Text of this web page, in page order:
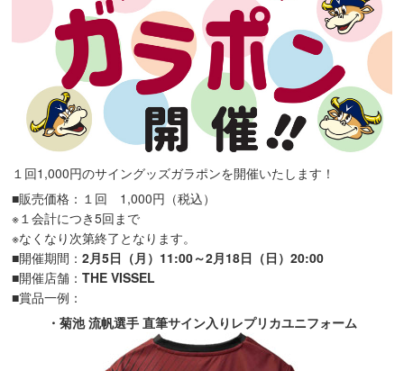
１回1,000円のサイングッズガラポンを開催いたします！
■販売価格：１回 1,000円（税込）
※１会計につき5回まで
※なくなり次第終了となります。
■開催期間：2月5日（月）11:00～2月18日（日）20:00
■開催店舗：THE VISSEL
■賞品一例：
・菊池 流帆選手 直筆サイン入りレプリカユニフォーム